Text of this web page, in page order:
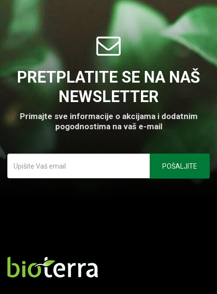
PRETPLATITE SE NA NAŠ
NEWSLETTER
Primajte sve informacije o akcijama i dodatnim
pogodnostima na vaš e-mail